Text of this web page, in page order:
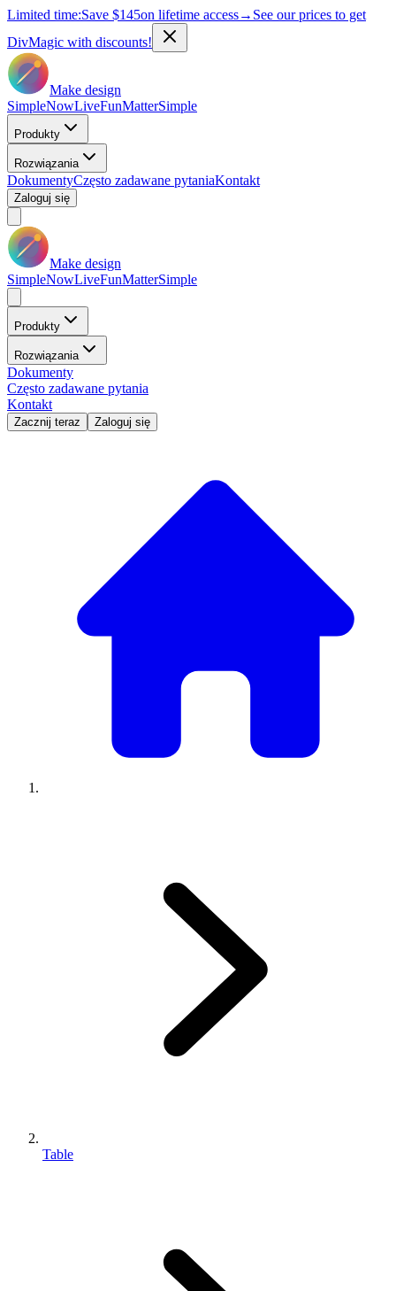
Limited time:Save $145on lifetime access→ See our prices to get
DivMagic with discounts!
Make design
SimpleNowLiveFunMatterSimple
Produkty
Rozwiązania
DokumentyCzęsto zadawane pytaniaKontakt
Zaloguj się
Make design
SimpleNowLiveFunMatterSimple
Produkty
Rozwiązania
Dokumenty
Często zadawane pytania
Kontakt
Zacznij teraz Zaloguj się
Table